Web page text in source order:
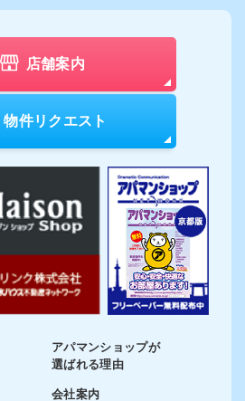
店舗案内
物件リクエスト
アパマンショップが
選ばれる理由
会社案内